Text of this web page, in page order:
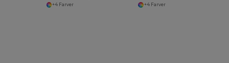
+4 Farver +4 Farver